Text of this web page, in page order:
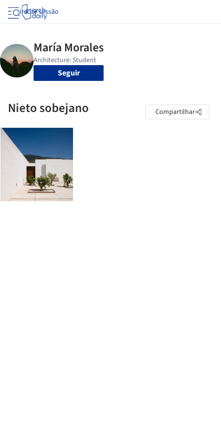
Iniciar sessão
Seguir
Nieto sobejano Compartilhar